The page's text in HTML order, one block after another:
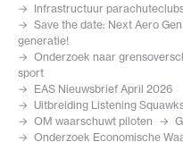
Infrastructuur
Save the date: Next Aero
generatie!
Onderzoek naar
sport
EAS Nieuwsbrief April 2026
Uitbreiding Listening
OM waarschuwt piloten
Onderzoek Economische